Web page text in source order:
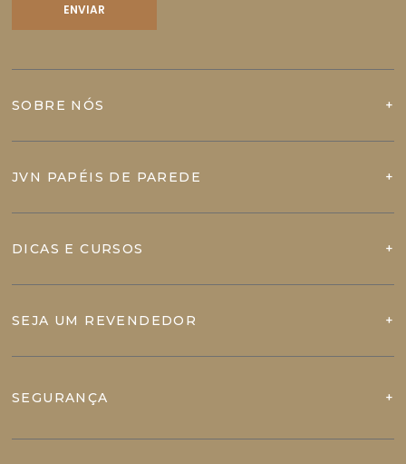
SOBRE NÓS
JVN PAPÉIS DE PAREDE
DICAS E CURSOS
SEJA UM REVENDEDOR
SEGURANÇA